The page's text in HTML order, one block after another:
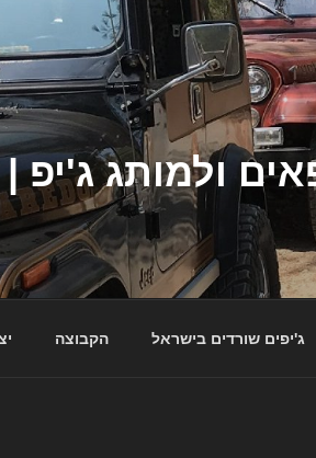
ג'יפים שורדים בישראל הקבוצה